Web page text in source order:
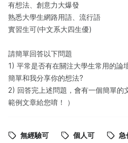
有想法、創意力大爆發
熟悉大學生網路用語、流行語
實習生可(中文系大四生優)
請簡單回答以下問題
1) 平常是否有在關注大學生常用的
簡單和我分享你的想法?
2) 回答完上述問題，會有一個簡單的
範例文章給您唷！ ）
無經驗可 個人可 急